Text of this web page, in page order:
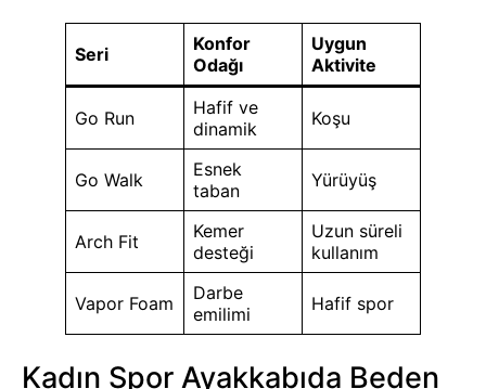
Seri
Konfor
Odağı
Uygun
Aktivite
Go Run
Hafif ve
dinamik
Koşu
Go Walk
Esnek
taban
Yürüyüş
Arch Fit
Kemer
desteği
Uzun süreli
kullanım
Vapor Foam
Darbe
emilimi
Hafif spor
Kadın Spor Ayakkabıda Beden